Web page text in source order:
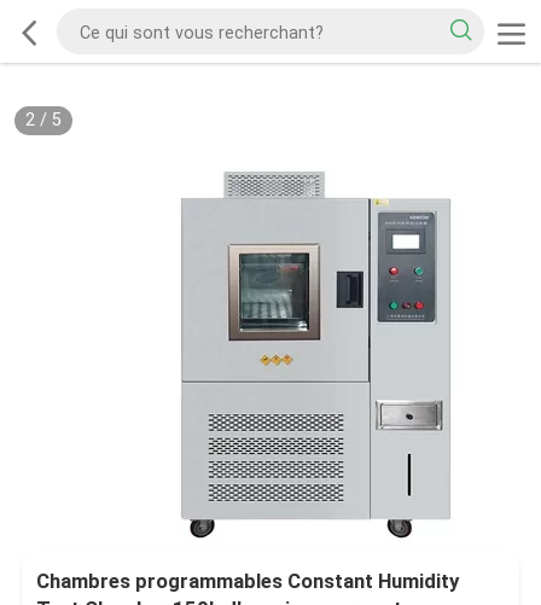
2/ 5
Chambres programmables Constant Humidity